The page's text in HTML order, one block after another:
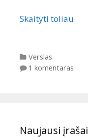
Skaityti toliau
Kategorijos
Verslas
1 komentaras
Naujausi įrašai